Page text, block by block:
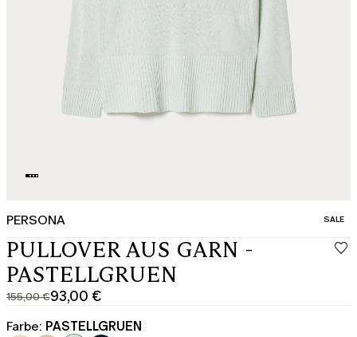
PERSONA SALE
PULLOVER AUS GARN -
PASTELLGRUEN
155,00 €
Ursprünglicher
Preis
93,00 €
Aktueller
Preis
Farbe: PASTELLGRUEN